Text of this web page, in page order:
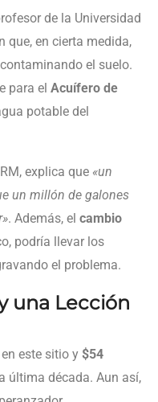
de la Universidad
que, en cierta medida,
el suelo.
para el Acuífero de
potable del
explica que «un
un millón de galones
. Además, el cambio
podría llevar los
el problema.
una Lección
en este sitio y$54
última década. Aun así,